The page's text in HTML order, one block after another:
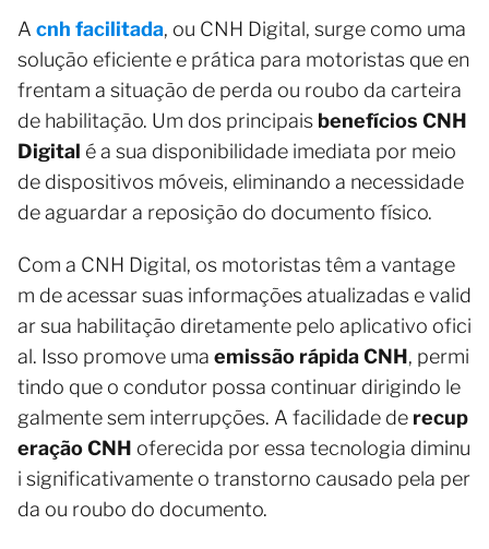
A cnh facilitada, ou CNH Digital, surge como uma
solução eficiente e prática para motoristas que en
frentam a situação de perda ou roubo da carteira
de habilitação. Um dos principais benefícios CNH
Digital é a sua disponibilidade imediata por meio
de dispositivos móveis, eliminando a necessidade
de aguardar a reposição do documento físico.
Com a CNH Digital, os motoristas têm a vantage
m de acessar suas informações atualizadas e valid
ar sua habilitação diretamente pelo aplicativo ofici
al. Isso promove uma emissão rápida CNH, permi
tindo que o condutor possa continuar dirigindo le
galmente sem interrupções. A facilidade de recup
eração CNH oferecida por essa tecnologia diminu
i significativamente o transtorno causado pela per
da ou roubo do documento.